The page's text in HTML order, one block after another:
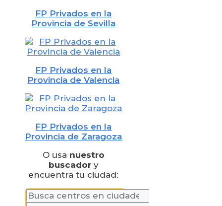
FP Privados en la
Provincia de Sevilla
FP Privados en la
Provincia de Valencia
FP Privados en la
Provincia de Zaragoza
O usa nuestro
buscadory
encuentra tu ciudad: